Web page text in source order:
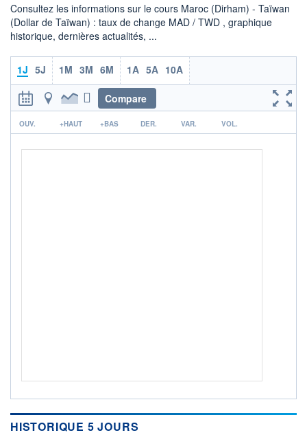
15h29
3,45
3,46
OUVERTURE
3,4646
CLÔTURE VEILLE
3,4646 3,4594
COTATION SPÉCIFIQUE
Consultez les informations sur le cours Maroc (Dirham) - Taïwan
(Dollar de Taïwan) : taux de change MAD / TWD , graphique
historique, dernières actualités, ...
1J 5J 1M 3M 6M 1A 5A 10A
Compare
r
OUV. +HAUT +BAS DER. VAR. VOL.
HISTORIQUE 5 JOURS